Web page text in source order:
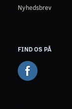
Nyhedsbrev
FIND OS PÅ